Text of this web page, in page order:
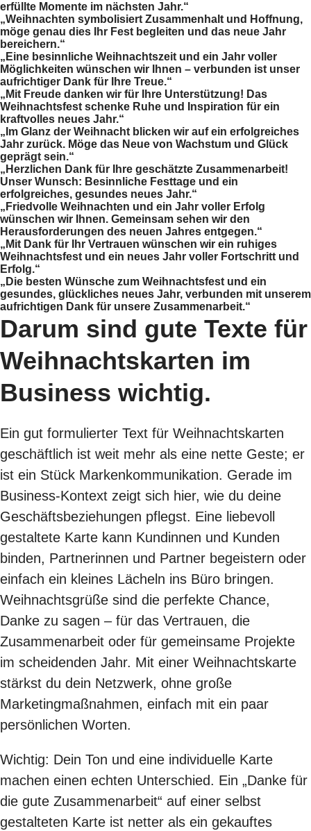
erfüllte Momente im nächsten Jahr.“
„Weihnachten symbolisiert Zusammenhalt und Hoffnung,
möge genau dies Ihr Fest begleiten und das neue Jahr
bereichern.“
„Eine besinnliche Weihnachtszeit und ein Jahr voller
Möglichkeiten wünschen wir Ihnen – verbunden ist unser
aufrichtiger Dank für Ihre Treue.“
„Mit Freude danken wir für Ihre Unterstützung! Das
Weihnachtsfest schenke Ruhe und Inspiration für ein
kraftvolles neues Jahr.“
„Im Glanz der Weihnacht blicken wir auf ein erfolgreiches
Jahr zurück. Möge das Neue von Wachstum und Glück
geprägt sein.“
„Herzlichen Dank für Ihre geschätzte Zusammenarbeit!
Unser Wunsch: Besinnliche Festtage und ein
erfolgreiches, gesundes neues Jahr.“
„Friedvolle Weihnachten und ein Jahr voller Erfolg
wünschen wir Ihnen. Gemeinsam sehen wir den
Herausforderungen des neuen Jahres entgegen.“
„Mit Dank für Ihr Vertrauen wünschen wir ein ruhiges
Weihnachtsfest und ein neues Jahr voller Fortschritt und
Erfolg.“
„Die besten Wünsche zum Weihnachtsfest und ein
gesundes, glückliches neues Jahr, verbunden mit unserem
aufrichtigen Dank für unsere Zusammenarbeit.“
Darum sind gute Texte für
Weihnachtskarten im
Business wichtig.
Ein gut formulierter Text für Weihnachtskarten
geschäftlich ist weit mehr als eine nette Geste; er
ist ein Stück Markenkommunikation. Gerade im
Business-Kontext zeigt sich hier, wie du deine
Geschäftsbeziehungen pflegst. Eine liebevoll
gestaltete Karte kann Kundinnen und Kunden
binden, Partnerinnen und Partner begeistern oder
einfach ein kleines Lächeln ins Büro bringen.
Weihnachtsgrüße sind die perfekte Chance,
Danke zu sagen – für das Vertrauen, die
Zusammenarbeit oder für gemeinsame Projekte
im scheidenden Jahr. Mit einer Weihnachtskarte
stärkst du dein Netzwerk, ohne große
Marketingmaßnahmen, einfach mit ein paar
persönlichen Worten.
Wichtig: Dein Ton und eine individuelle Karte
machen einen echten Unterschied. Ein „Danke für
die gute Zusammenarbeit“ auf einer selbst
gestalteten Karte ist netter als ein gekauftes